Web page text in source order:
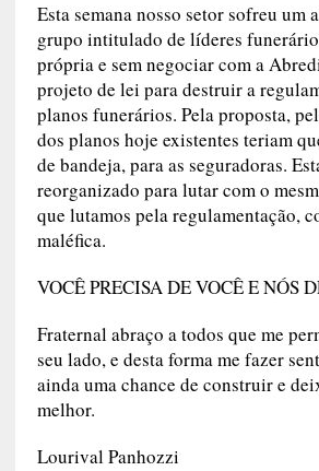
Esta semana nosso setor sofreu um
grupo intitulado de líderes
própria e sem negociar com a
projeto de lei para destruir a
planos funerários. Pela proposta,
dos planos hoje existentes teriam
de bandeja, para as seguradoras.
reorganizado para lutar com o
que lutamos pela regulamentação,
maléfica.
VOCÊ PRECISA DE VOCÊ E NÓS
Fraternal abraço a todos que me
seu lado, e desta forma me fazer
ainda uma chance de construir e
melhor.
Lourival Panhozzi